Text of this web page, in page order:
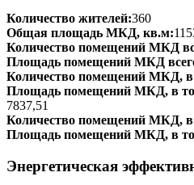
Количество жителей:360
Общая площадь МКД, кв.м:
Количество помещений МКД
Площадь помещений МКД
Количество помещений МКД,
Площадь помещений МКД, в
7837,51
Количество помещений МКД,
Площадь помещений МКД, в
Энергетическая